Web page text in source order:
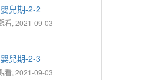
兒期-2-2
看, 2021-09-03
兒期-2-3
看, 2021-09-03